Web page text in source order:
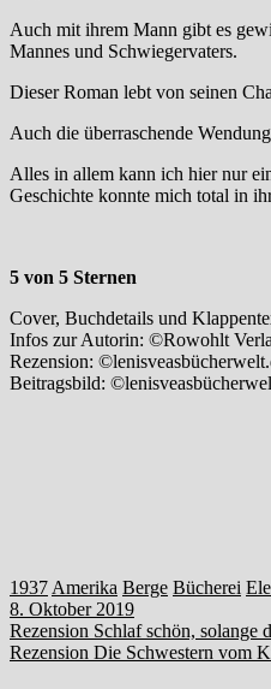
Auch mit ihrem Mann gibt es
Mannes und Schwiegervaters.
Dieser Roman lebt von seinen
Auch die überraschende
Alles in allem kann ich hier nur
Geschichte konnte mich total in
5 von 5 Sternen
Cover, Buchdetails und
Infos zur Autorin: ©Rowohlt
Rezension:
Beitragsbild:
1937 Amerika Berge Bücherei
8. Oktober 2019
Beitragsnavigation
Rezension Schlaf schön, solange
Rezension Die Schwestern vom